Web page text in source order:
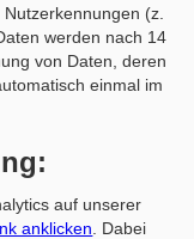
(z.
werden nach 14
von Daten, deren
einmal im
auf unserer
anklicken . Dabei